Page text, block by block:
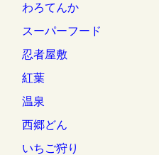
わろてんか
スーパーフード
忍者屋敷
紅葉
温泉
西郷どん
いちご狩り